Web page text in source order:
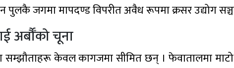
पुलकै जगमा मापदण्ड विपरीत अवैध रूपमा क्रसर उद्योग
अर्बौँको चूना
केवल कागजमा सीमित छन् । फेवातालमा माटो